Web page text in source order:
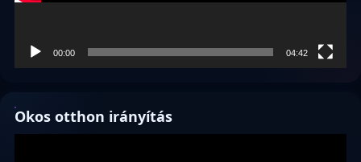
00:00 04:42
Okos otthon irányítás